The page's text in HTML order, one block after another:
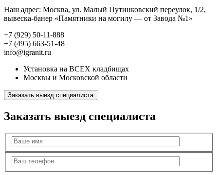
Наш адрес: Москва, ул. Малый Путинковский переулок, 1/2,
вывеска-банер «Памятники на могилу — от Завода №1»
+7 (929) 50-11-888
+7 (495) 663-51-48
info@igranit.ru
Установка на ВСЕХ кладбищах
Москвы и Московской области
Заказать выезд специалиста
Заказать выезд специалиста